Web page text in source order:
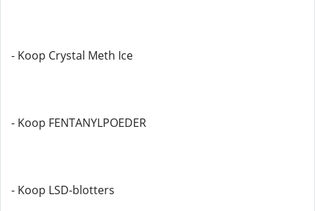
- Koop Crystal Meth Ice
- Koop FENTANYLPOEDER
- Koop LSD-blotters